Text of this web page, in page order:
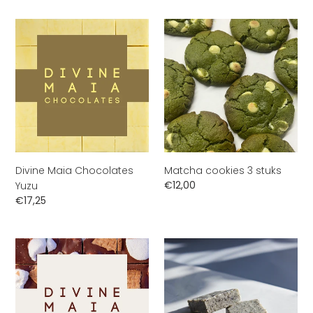
Divine
Maia
Chocolates
Yuzu
Divine Maia Chocolates
Yuzu
Normale
€17,25
Matcha
cookies
3
stuks
Matcha cookies 3 stuks
Normale
€12,00
Divine
Maia
Chocolates
S'mores
Divine
Maia
Chocolates
Sesame